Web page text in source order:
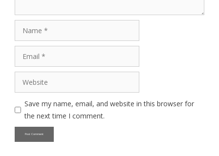
Website
Save my name, email, and website in this browser for
the next time I comment.